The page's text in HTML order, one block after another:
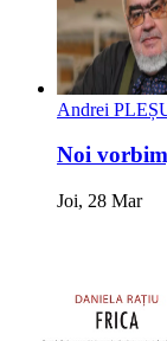
Andrei
Noi
Joi, 28 Mar